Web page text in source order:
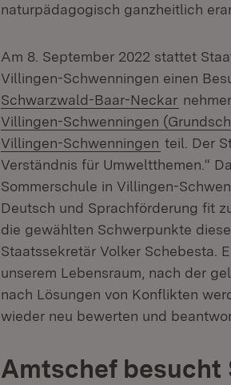
naturpädagogisch ganzheitlich
Am 8. September 2022 stattet
Villingen-Schwenningen einen
Schwarzwald-Baar-Neckar (Öffnet
Villingen-Schwenningen
Villingen-Schwenningen (Öffnet in
teil. Der
Verständnis für Umweltthemen.“
Sommerschule in Villingen-
Deutsch und Sprachförderung fit
die gewählten Schwerpunkte
Staatssekretär Volker Schebesta.
unserem Lebensraum, nach der
nach Lösungen von Konflikten
wieder neu bewerten und
Amtschef besucht